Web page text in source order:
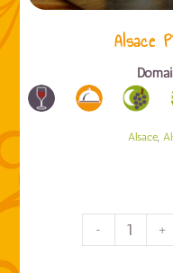
Alsace
Alsace,
- +